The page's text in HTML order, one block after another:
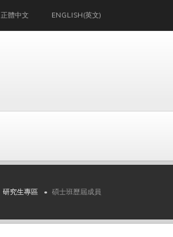
正體中文 ENGLISH(英文)
研究生專區 碩士班歷屆成員